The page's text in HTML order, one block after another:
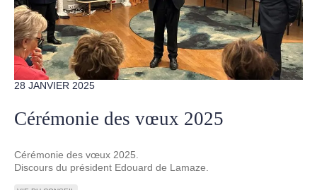
28 JANVIER 2025
Cérémonie des vœux 2025
Cérémonie des vœux 2025.
Discours du président Edouard de Lamaze.